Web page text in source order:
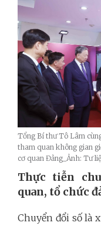
Tổng Bí thư Tô Lâm
tham quan không gian
cơ quan Đảng_Ảnh: Tư
Thực tiễn
quan, tổ chức
Chuyển đổi số là